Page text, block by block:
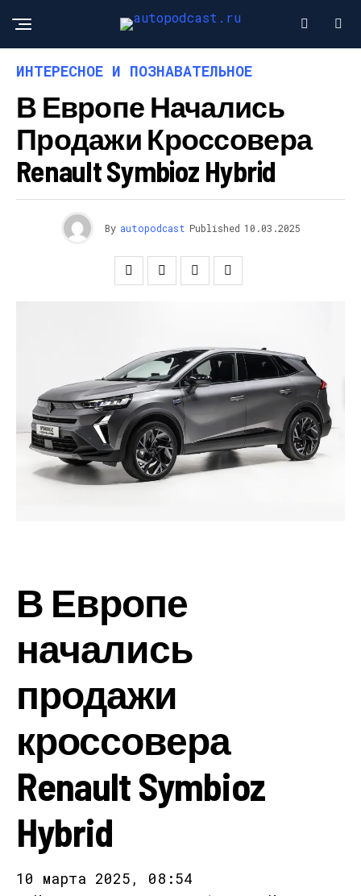
ИНТЕРЕСНОЕ И ПОЗНАВАТЕЛЬНОЕ
В Европе Начались
Продажи Кроссовера
Renault Symbioz Hybrid
By autopodcast Published 10.03.2025
В Европе
начались
продажи
кроссовера
Renault Symbioz
Hybrid
10 марта 2025, 08:54